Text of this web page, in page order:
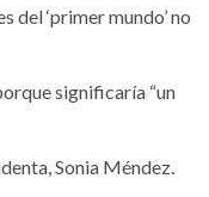
del ‘primer mundo’ no
significaría “un
Sonia Méndez.